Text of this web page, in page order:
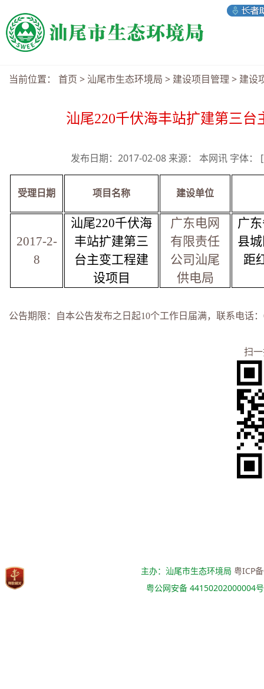
当前位置： 首页 > 汕尾市生态环境局 > 建设项目管理 > 建设
汕尾220千伏海丰站扩建第三
发布日期：2017-02-08 来源： 本网讯 字体：
受理日期 项目名称 建设单位
2017-2-
8
汕尾220千伏海
丰站扩建第三
台主变工程建
设项目
广东电网
有限责任
公司汕尾
供电局
广
县
距
公告期限：自本公告发布之日起10个工作日届满，联系电话
扫
主办：汕尾市生态环境局粤ICP
粤公网安备 44150202000004号